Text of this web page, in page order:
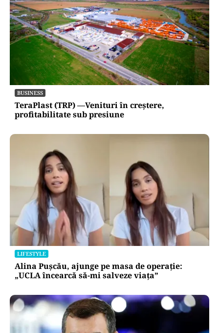
BUSINESS
TeraPlast (TRP) —Venituri în creștere,
profitabilitate sub presiune
LIFESTYLE
Alina Pușcău, ajunge pe masa de operație:
„UCLA încearcă să-mi salveze viața”